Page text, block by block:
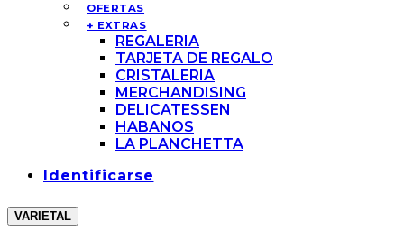
OFERTAS
+ EXTRAS
REGALERIA
TARJETA DE REGALO
CRISTALERIA
MERCHANDISING
DELICATESSEN
HABANOS
LA PLANCHETTA
Identificarse
VARIETAL